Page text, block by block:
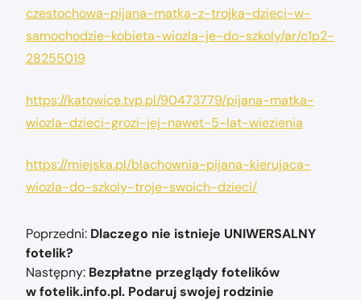
czestochowa-pijana-matka-z-trojka-dzieci-w-
samochodzie-kobieta-wiozla-je-do-szkoly/ar/c1p2-
28255019
https://katowice.tvp.pl/90473779/pijana-matka-
wiozla-dzieci-grozi-jej-nawet-5-lat-wiezienia
https://miejska.pl/blachownia-pijana-kierujaca-
wiozla-do-szkoly-troje-swoich-dzieci/
Nawigacja
wpisu
Poprzedni: Dlaczego nie istnieje UNIWERSALNY
fotelik?
Następny: Bezpłatne przeglądy fotelików
w fotelik.info.pl. Podaruj swojej rodzinie